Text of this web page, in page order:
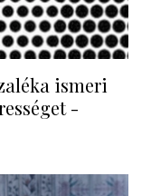
ismeri
-